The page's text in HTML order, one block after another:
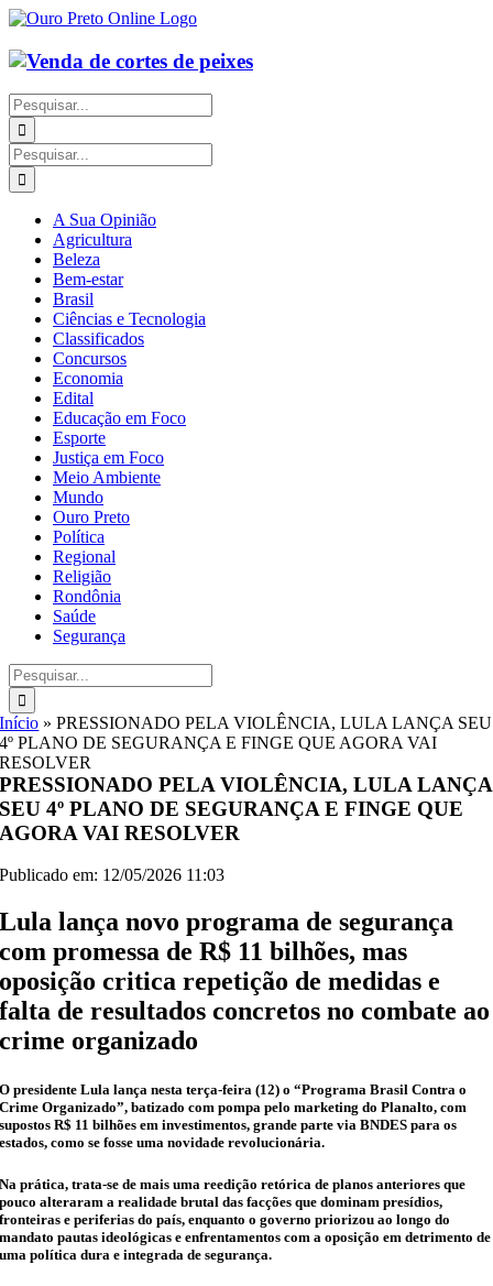
Ir
o
conteúdo
Buscar
resultados
para:
Buscar
resultados
para:
A Sua Opinião
Agricultura
Beleza
Bem-estar
Brasil
Ciências e Tecnologia
Classificados
Concursos
Economia
Edital
Educação em Foco
Esporte
Justiça em Foco
Meio Ambiente
Mundo
Ouro Preto
Política
Regional
Religião
Rondônia
Saúde
Segurança
Buscar
resultados
para:
Início »PRESSIONADO PELA VIOLÊNCIA, LULA LANÇA SEU
4º PLANO DE SEGURANÇA E FINGE QUE AGORA VAI
RESOLVER
PRESSIONADO PELA VIOLÊNCIA, LULA LANÇA
SEU 4º PLANO DE SEGURANÇA E FINGE QUE
AGORA VAI RESOLVER
Publicado em: 12/05/2026 11:03
Lula lança novo programa de segurança
com promessa de R$ 11 bilhões, mas
oposição critica repetição de medidas e
falta de resultados concretos no combate ao
crime organizado
O presidente Lula lança nesta terça-feira (12) o “Programa Brasil Contra o
Crime Organizado”, batizado com pompa pelo marketing do Planalto, com
supostos R$ 11 bilhões em investimentos, grande parte via BNDES para os
estados, como se fosse uma novidade revolucionária.
Na prática, trata-se de mais uma reedição retórica de planos anteriores que
pouco alteraram a realidade brutal das facções que dominam presídios,
fronteiras e periferias do país, enquanto o governo priorizou ao longo do
mandato pautas ideológicas e enfrentamentos com a oposição em detrimento de
uma política dura e integrada de segurança.